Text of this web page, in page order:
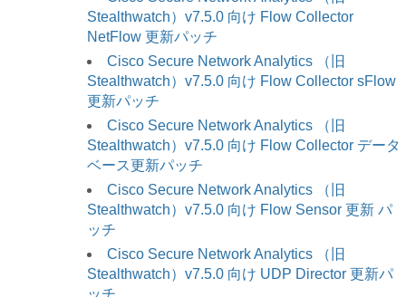
Stealthwatch）v7.5.0 向け Flow Collector
NetFlow 更新パッチ
Cisco Secure Network Analytics （旧
Stealthwatch）v7.5.0 向け Flow Collector sFlow
更新パッチ
Cisco Secure Network Analytics （旧
Stealthwatch）v7.5.0 向け Flow Collector データ
ベース更新パッチ
Cisco Secure Network Analytics （旧
Stealthwatch）v7.5.0 向け Flow Sensor 更新 パ
ッチ
Cisco Secure Network Analytics （旧
Stealthwatch）v7.5.0 向け UDP Director 更新パ
ッチ